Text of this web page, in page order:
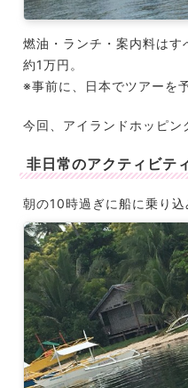
燃油・ランチ・案内料はす
約1万円。
※事前に、日本でツアーを
今回、アイランドホッピン
非日常のアクティビテ
朝の10時過ぎに船に乗り込